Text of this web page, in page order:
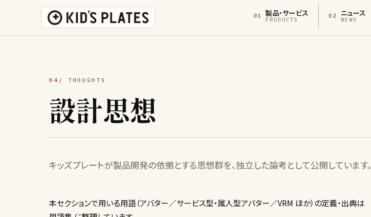
01 製品・サービス
PRODUCTS
02 ニュース
NEWS
04 / THOUGHTS
設計思想
キッズプレートが製品開発の依拠とする思想群を、独立した論考として公開しています。
本セクションで用いる用語（アバター／サービス型・属人型アバター／VRM ほか）の定義・出典は